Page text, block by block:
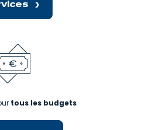
tous les budgets